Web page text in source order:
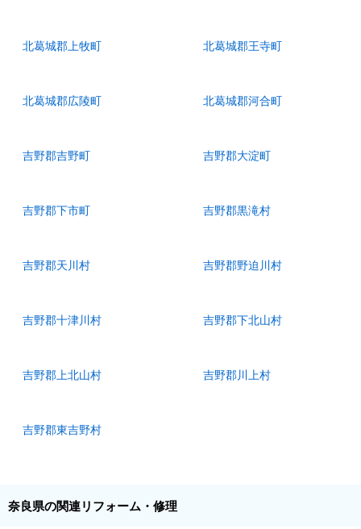
北葛城郡上牧町 北葛城郡王寺町
北葛城郡広陵町 北葛城郡河合町
吉野郡吉野町 吉野郡大淀町
吉野郡下市町 吉野郡黒滝村
吉野郡天川村 吉野郡野迫川村
吉野郡十津川村 吉野郡下北山村
吉野郡上北山村 吉野郡川上村
吉野郡東吉野村
奈良県の関連リフォーム・修理